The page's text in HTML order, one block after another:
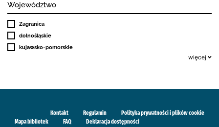
Województwo
Zagranica
dolnośląskie
kujawsko-pomorskie
więcej
Kontakt Regulamin
Polityka prywatności i plików cookie
Mapa bibliotek
FAQ Deklaracja dostępności